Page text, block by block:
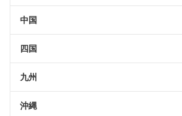
中国
四国
九州
沖縄